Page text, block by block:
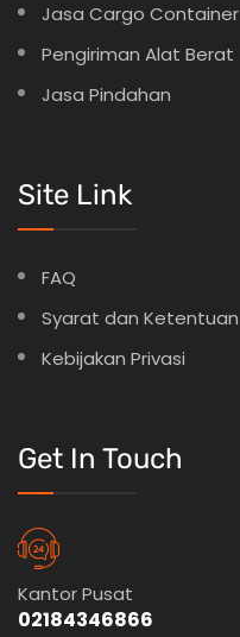
Jasa Cargo Container
Pengiriman Alat Berat
Jasa Pindahan
Site Link
FAQ
Syarat dan Ketentuan
Kebijakan Privasi
Get In Touch
Kantor Pusat
02184346866